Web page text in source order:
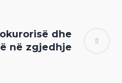
dhe
në zgjedhje